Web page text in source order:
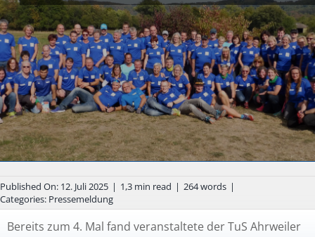
Probetraining
Kostenlos
Kontakt
Published On: 12. Juli 2025 | 1,3 min read | 264 words |
Categories: Pressemeldung
Bereits zum 4. Mal fand veranstaltete der TuS Ahrweiler